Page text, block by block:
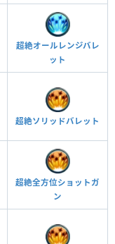
超絶オールレンジバレ
ット
超絶ソリッドバレット
超絶全方位ショットガ
ン